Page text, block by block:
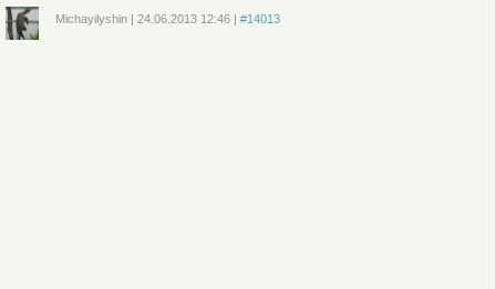
Michayilyshin| 24.06.2013 12:46| #14013